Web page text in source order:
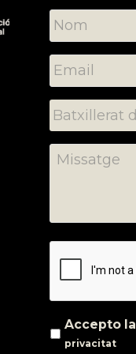
Accepto la
privacitat